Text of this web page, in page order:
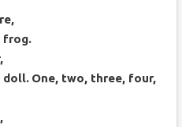
frog.
doll. One, two, three, four,